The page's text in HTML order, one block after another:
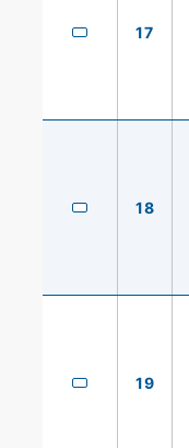
17
18
19